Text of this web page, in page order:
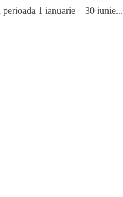
1 ianuarie – 30 iunie...